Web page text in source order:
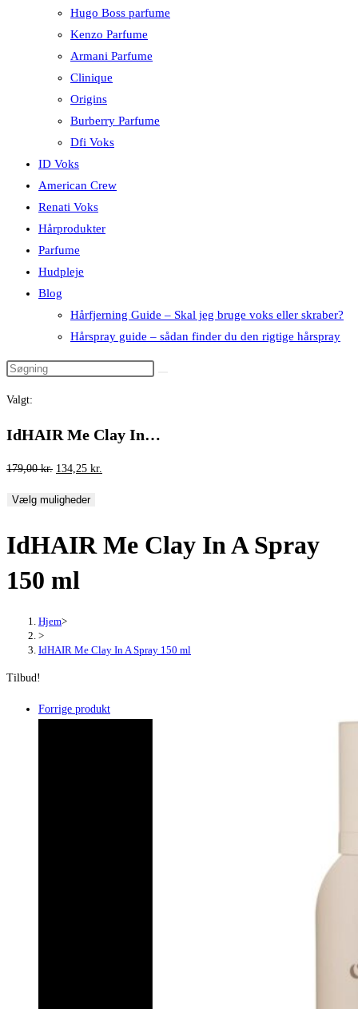
Hugo Boss parfume
Kenzo Parfume
Armani Parfume
Clinique
Origins
Burberry Parfume
Dfi Voks
ID Voks
American Crew
Renati Voks
Hårprodukter
Parfume
Hudpleje
Blog
Hårfjerning Guide – Skal jeg bruge voks eller skraber?
Hårspray guide – sådan finder du den rigtige hårspray
Valgt:
IdHAIR Me Clay In…
179,00kr. Den
pris
179,00 kr..
134,25 kr.
134,25 kr..
Vælg muligheder
IdHAIR Me Clay In A Spray
150 ml
Hjem>
>
IdHAIR Me Clay In A Spray 150 ml
Tilbud!
Forrige produkt